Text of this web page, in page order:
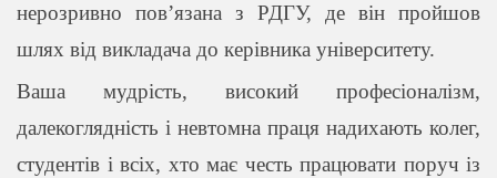
нерозривно пов’язана з РДГУ, де він пройшов
шлях від викладача до керівника університету.
Ваша мудрість, високий професіоналізм,
далекоглядність і невтомна праця надихають колег,
студентів і всіх, хто має честь працювати поруч із